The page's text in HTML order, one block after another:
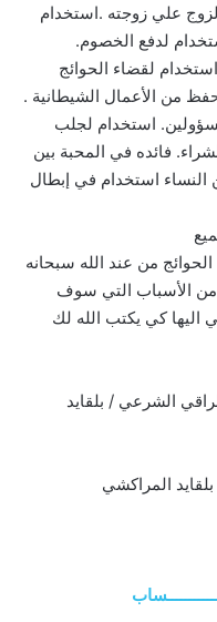
علي زوجته .استخدام
لدفع الخصوم.
لقضاء الحوائج
من الأعمال الشيطانية .
استخدام لجلب
فائده في المحبة بين
استخدام في إبطال
من عند الله سبحانه
من الأسباب التي سوف
اليها كي يكتب الله لك
الشرعي / بلقايد
بلقايد المراكشي